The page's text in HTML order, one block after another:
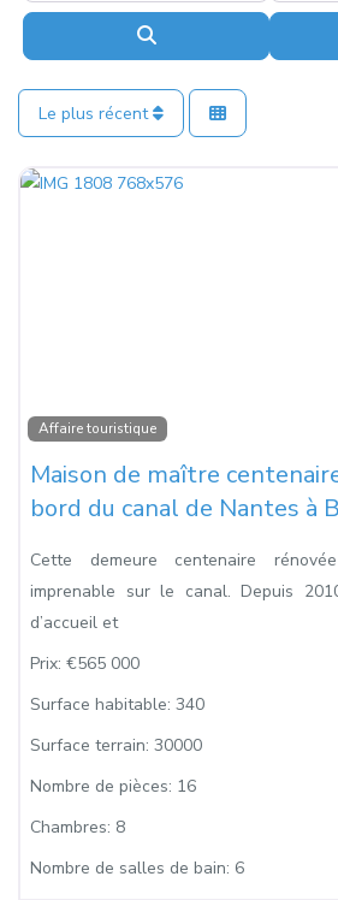
Recherche
Le plus récent
Affaire touristique
Maison de maître
bord du canal de Nantes à
Cette demeure centenaire
imprenable sur le canal. Depuis
d’accueil et
Prix: €565 000
Surface habitable: 340
Surface terrain: 30000
Nombre de pièces: 16
Chambres: 8
Nombre de salles de bain: 6